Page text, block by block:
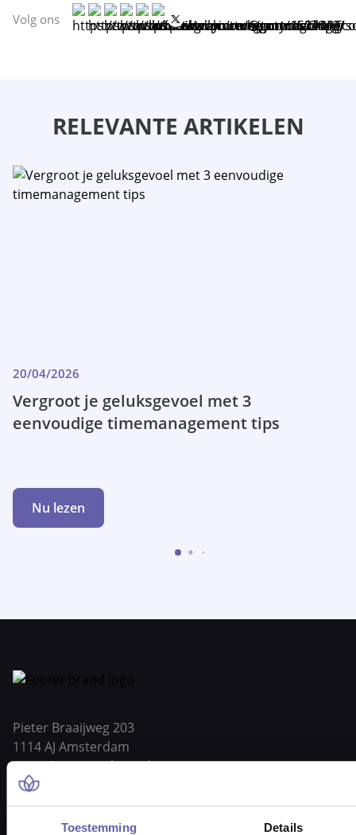
Toestemming Details
Volg ons
RELEVANTE ARTIKELEN
20/04/2026
Vergroot je geluksgevoel met 3
eenvoudige timemanagement tips
Nu lezen
Pieter Braaijweg 203
1114 AJ Amsterdam
vraag@gortcoaching.nl
Openingstijden: 08.30 – 17.30 uur
KvK-nummer 6817 3717
BTW nummer NL857332193B01